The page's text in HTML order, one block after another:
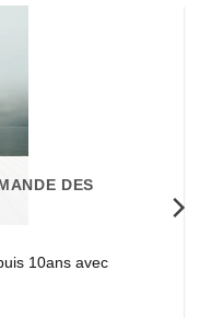
DES
10ans avec